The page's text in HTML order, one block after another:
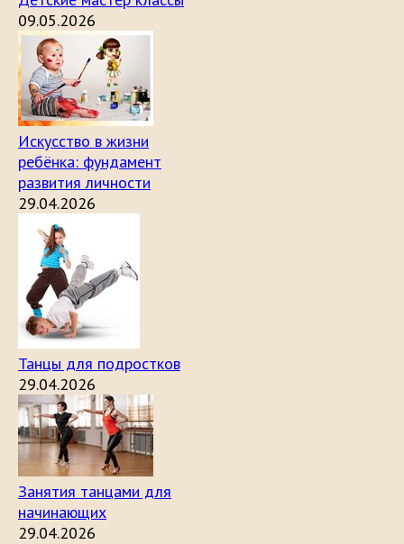
09.05.2026
Искусство в жизни
ребёнка: фундамент
развития личности
29.04.2026
Танцы для подростков
29.04.2026
Занятия танцами для
начинающих
29.04.2026